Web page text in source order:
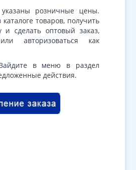
розничные цены.
каталоге товаров, получить
и сделать оптовый заказ,
авторизоваться как
в меню в раздел
действия.